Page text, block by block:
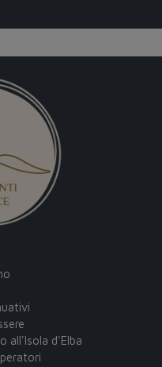
all'Isola d'Elba